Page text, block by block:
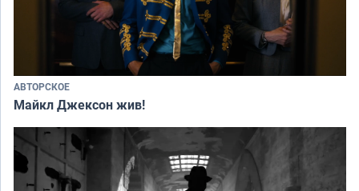
АВТОРСКОЕ
Майкл Джексон жив!